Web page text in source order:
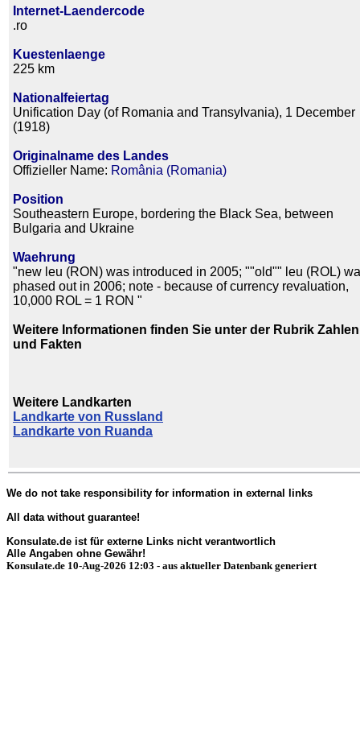
Internet-Laendercode
.ro
Kuestenlaenge
225 km
Nationalfeiertag
Unification Day (of Romania and Transylvania), 1 December
(1918)
Originalname des Landes
Offizieller Name: România (Romania)
Position
Southeastern Europe, bordering the Black Sea, between
Bulgaria and Ukraine
Waehrung
"new leu (RON) was introduced in 2005; ""old"" leu (ROL)
phased out in 2006; note - because of currency revaluation,
10,000 ROL = 1 RON "
Weitere Informationen finden Sie unter der Rubrik Zahlen
und Fakten
Weitere Landkarten
Landkarte von Russland
Landkarte von Ruanda
We do not take responsibility for information in external links
All data without guarantee!
Konsulate.de ist für externe Links nicht verantwortlich
Alle Angaben ohne Gewähr!
Konsulate.de 10-Aug-2026 12:03 - aus aktueller Datenbank generiert